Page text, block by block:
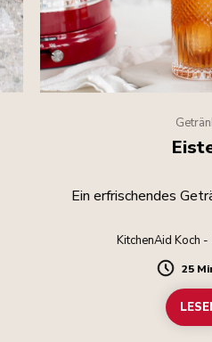
Ein erfrischendes
KitchenAid Koch
25